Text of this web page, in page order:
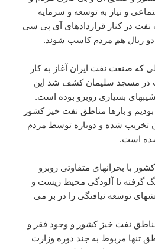
و نیاز به توسعه و سرمایه
نفت در کنار قراردادهای آی پی سی
دو ریال هم مردم کاسب شوند.
صنعت نفت ایران آغاز به کار
در مسجد سلیمان کشف شد این
بسیاری روبرو بوده است.
و بارها مناطق نفت خیز کشور
تخریب شده و دوباره توسط مردم
است.
با بحرانهای متفاوتی روبرو
جنگ گرفته تا آلودگی محیط زیست و
توسعه نیافتگی را در بر می
نفت خیز کشور و وجود فقر و
تنها مربوط به جند دوره وزارت